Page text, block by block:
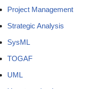
Project Management
Strategic Analysis
SysML
TOGAF
UML